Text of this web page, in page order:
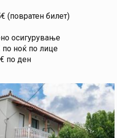
(повратен билет)
осигурување
по ноќ по лице
по ден